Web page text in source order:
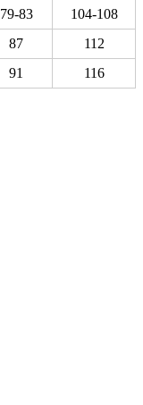
79-83
104-108
87
112
91 116